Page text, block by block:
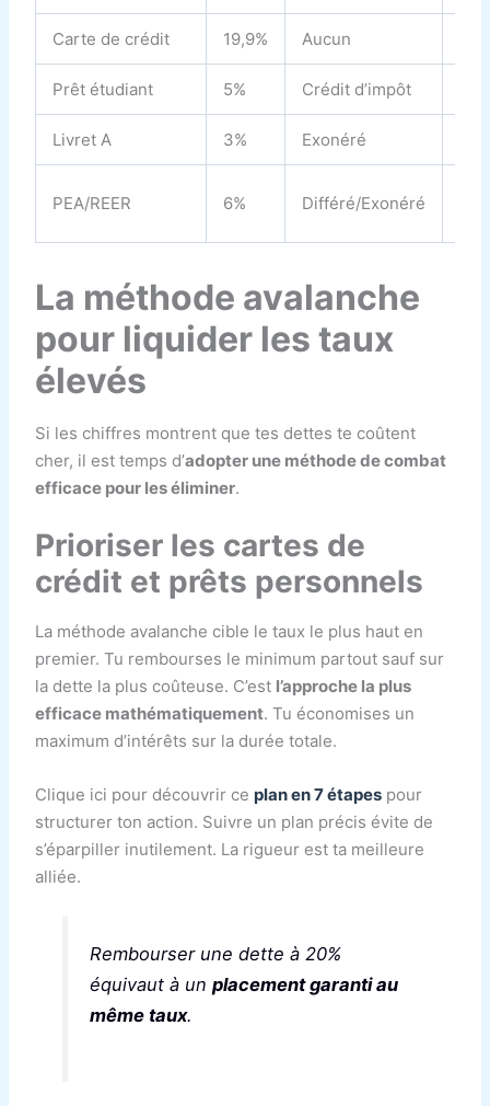
Carte de crédit 19,9% Aucun
Prêt étudiant 5% Crédit d’impôt
Livret A 3% Exonéré
PEA/REER 6% Différé/Exonéré
La méthode avalanche
pour liquider les taux
élevés
Si les chiffres montrent que tes dettes te coûtent
cher, il est temps d’adopter une méthode de combat
efficace pour les éliminer.
Prioriser les cartes de
crédit et prêts personnels
La méthode avalanche cible le taux le plus haut en
premier. Tu rembourses le minimum partout sauf sur
la dette la plus coûteuse. C’est l’approche la plus
efficace mathématiquement. Tu économises un
maximum d’intérêts sur la durée totale.
Clique ici pour découvrir ce plan en 7 étapes pour
structurer ton action. Suivre un plan précis évite de
s’éparpiller inutilement. La rigueur est ta meilleure
alliée.
Rembourser une dette à 20%
équivaut à un placement garanti au
même taux.